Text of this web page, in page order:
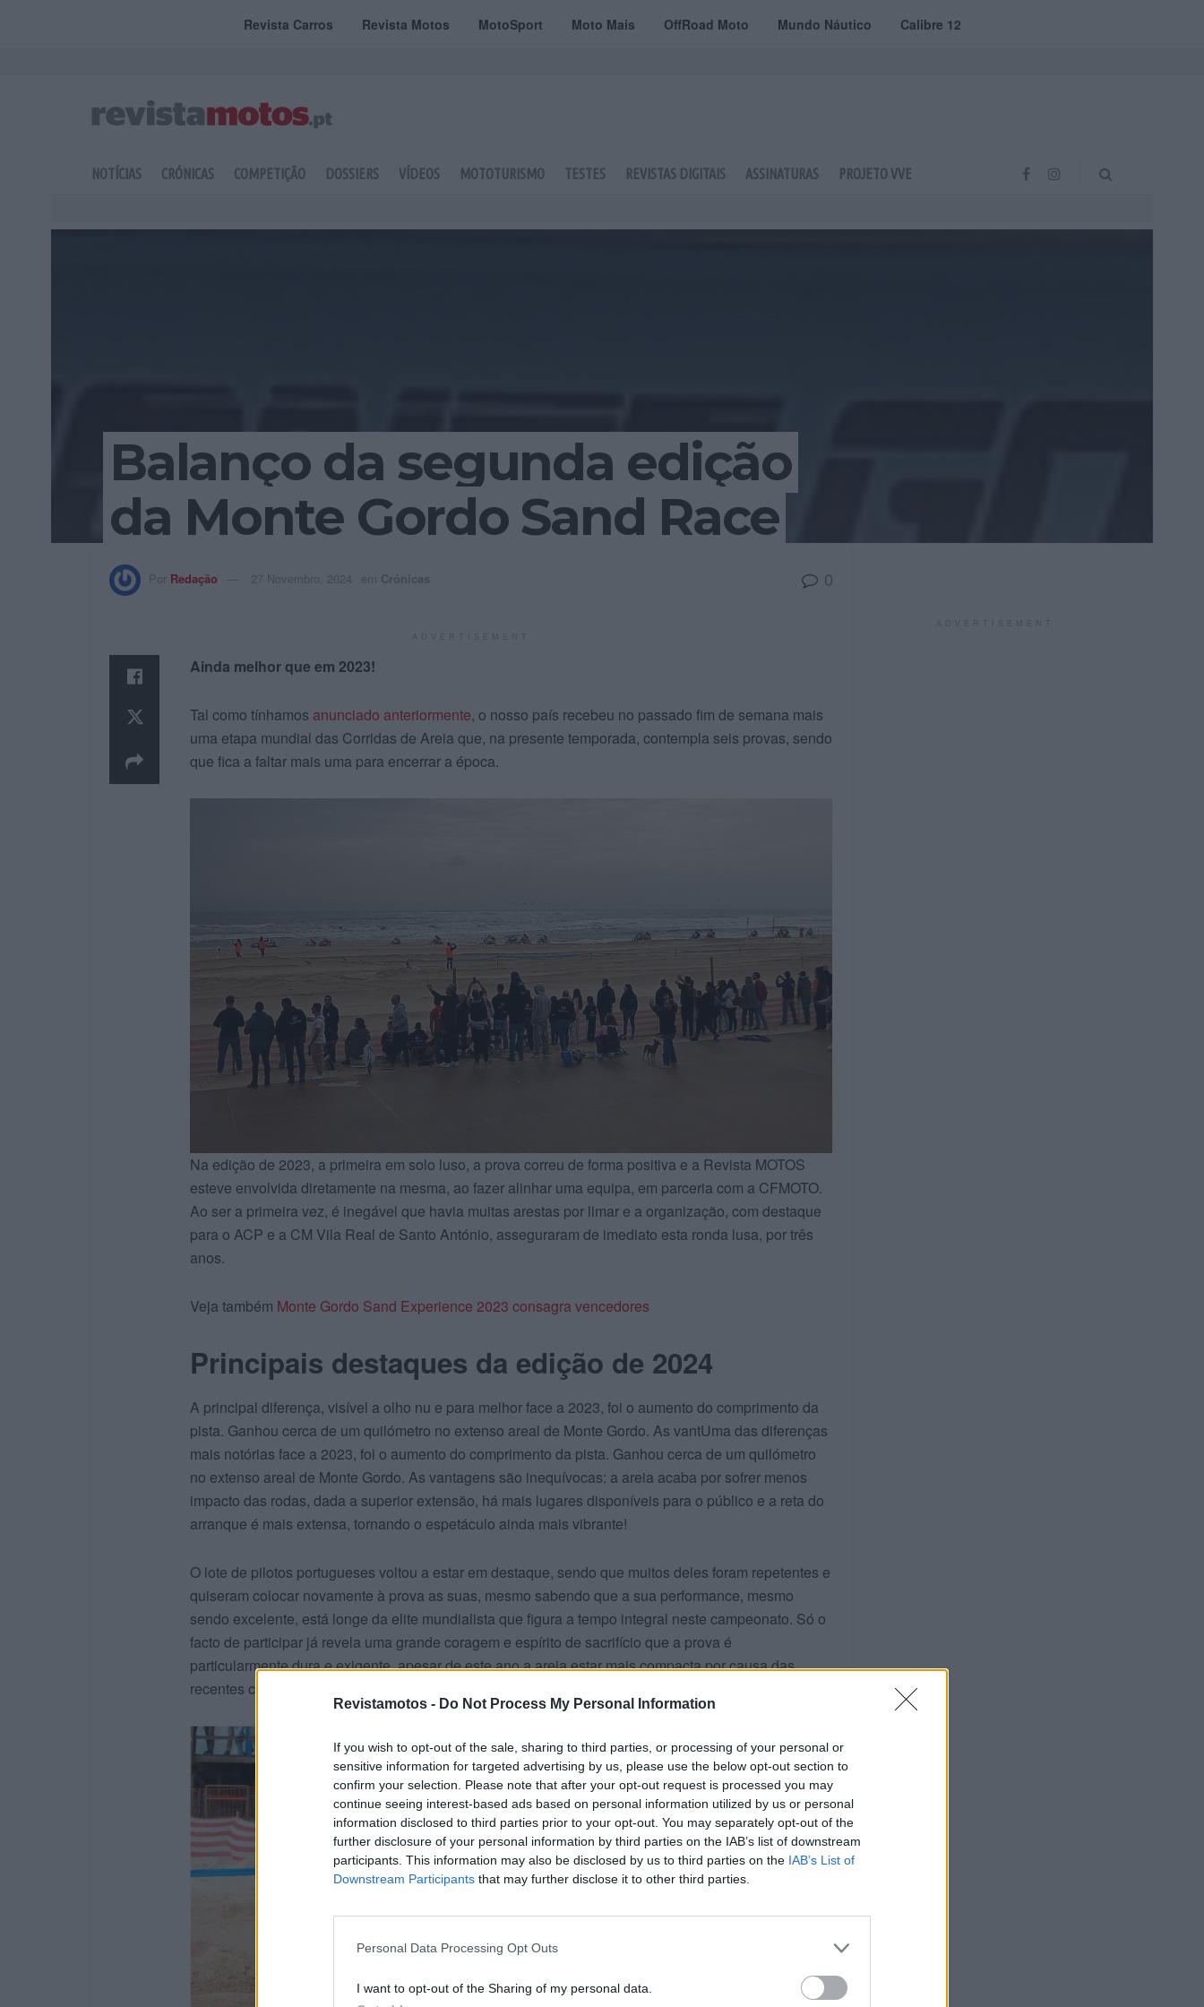
Revistamotos - Do Not Process My Personal Information
If you wish to opt-out of the sale, sharing to third parties, or processing of your personal or
sensitive information for targeted advertising by us, please use the below opt-out section to
confirm your selection. Please note that after your opt-out request is processed you may
continue seeing interest-based ads based on personal information utilized by us or personal
information disclosed to third parties prior to your opt-out. You may separately opt-out of the
further disclosure of your personal information by third parties on the IAB’s list of downstream
participants. This information may also be disclosed by us to third parties on the IAB’s List of
Downstream Participants that may further disclose it to other third parties.
Personal Data Processing Opt Outs
I want to opt-out of the Sharing of my personal data.
Revista Carros Revista Motos MotoSport Moto Mais OffRoad Moto Mundo Náutico Calibre 12
NOTÍCIAS CRÓNICAS COMPETIÇÃO DOSSIERS VÍDEOS MOTOTURISMO TESTES REVISTAS DIGITAIS ASSINATURAS PROJETO VVE
Balanço da segunda edição
da Monte Gordo Sand Race
Por Redação 27 Novembro, 2024 em Crónicas 0
Ainda melhor que em 2023!
Tal como tínhamos anunciado anteriormente, o nosso país recebeu no passado fim de semana mais
uma etapa mundial das Corridas de Areia que, na presente temporada, contempla seis provas, sendo
que fica a faltar mais uma para encerrar a época.
Na edição de 2023, a primeira em solo luso, a prova correu de forma positiva e a Revista MOTOS
esteve envolvida diretamente na mesma, ao fazer alinhar uma equipa, em parceria com a CFMOTO.
Ao ser a primeira vez, é inegável que havia muitas arestas por limar e a organização, com destaque
para o ACP e a CM Vila Real de Santo António, asseguraram de imediato esta ronda lusa, por três
anos.
Veja também Monte Gordo Sand Experience 2023 consagra vencedores
Principais destaques da edição de 2024
A principal diferença, visível a olho nu e para melhor face a 2023, foi o aumento do comprimento da
pista. Ganhou cerca de um quilómetro no extenso areal de Monte Gordo. As vantUma das diferenças
mais notórias face a 2023, foi o aumento do comprimento da pista. Ganhou cerca de um quilómetro
no extenso areal de Monte Gordo. As vantagens são inequívocas: a areia acaba por sofrer menos
impacto das rodas, dada a superior extensão, há mais lugares disponíveis para o público e a reta do
arranque é mais extensa, tornando o espetáculo ainda mais vibrante!
O lote de pilotos portugueses voltou a estar em destaque, sendo que muitos deles foram repetentes e
quiseram colocar novamente à prova as suas, mesmo sabendo que a sua performance, mesmo
sendo excelente, está longe da elite mundialista que figura a tempo integral neste campeonato. Só o
facto de participar já revela uma grande coragem e espírito de sacrifício que a prova é
particularmente dura e exigente, apesar de este ano a areia estar mais compacta por causa das
recentes chuvadas.